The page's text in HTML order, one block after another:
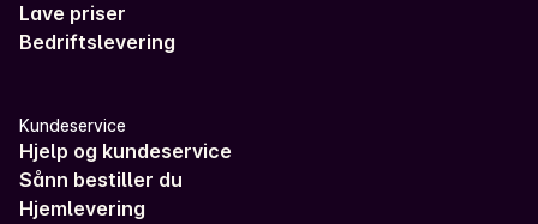
Lave priser
Bedriftslevering
Kundeservice
Hjelp og kundeservice
Sånn bestiller du
Hjemlevering